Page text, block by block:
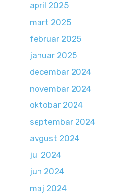
april 2025
mart 2025
februar 2025
januar 2025
decembar 2024
novembar 2024
oktobar 2024
septembar 2024
avgust 2024
jul 2024
jun 2024
maj 2024